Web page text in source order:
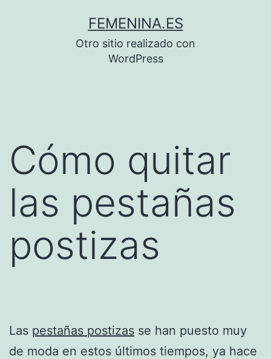
FEMENINA.ES
Otro sitio realizado con
WordPress
Cómo quitar
las pestañas
postizas
Las pestañas postizas se han puesto muy
de moda en estos últimos tiempos, ya hace